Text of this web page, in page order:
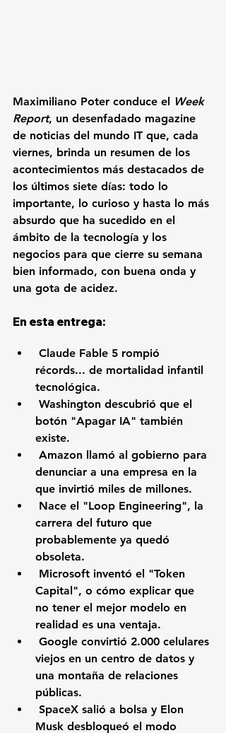
Maximiliano Poter conduce el Week
Report, un desenfadado magazine
de noticias del mundo IT que, cada
viernes, brinda un resumen de los
acontecimientos más destacados de
los últimos siete días: todo lo
importante, lo curioso y hasta lo más
absurdo que ha sucedido en el
ámbito de la tecnología y los
negocios para que cierre su semana
bien informado, con buena onda y
una gota de acidez.
En esta entrega:
récords... de mortalidad infantil
tecnológica.
Washington descubrió que el
botón "Apagar IA" también
existe.
Amazon llamó al gobierno para
denunciar a una empresa en la
que invirtió miles de millones.
Nace el "Loop Engineering", la
carrera del futuro que
probablemente ya quedó
obsoleta.
Microsoft inventó el "Token
Capital", o cómo explicar que
no tener el mejor modelo en
realidad es una ventaja.
Google convirtió 2.000 celulares
viejos en un centro de datos y
una montaña de relaciones
públicas.
SpaceX salió a bolsa y Elon
Musk desbloqueó el modo